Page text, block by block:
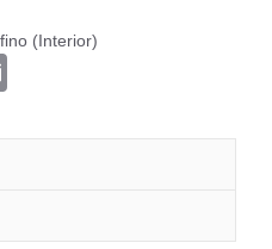
(Interior)
ail